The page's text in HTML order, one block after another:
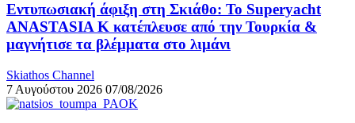
Εντυπωσιακή άφιξη στη Σκιάθο: Το Superyacht
ANASTASIA K κατέπλευσε από την Τουρκία &
μαγνήτισε τα βλέμματα στο λιμάνι
Skiathos Channel
7 Αυγούστου 2026 07/08/2026